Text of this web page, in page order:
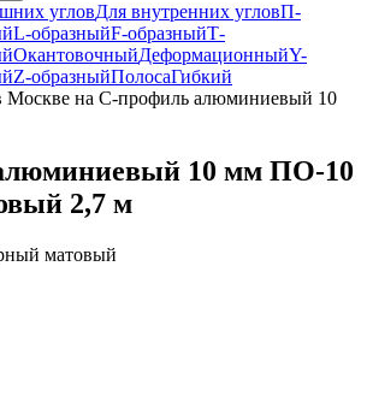
угловДля внутренних угловП-
L-образныйF-образныйТ-
ОкантовочныйДеформационныйY-
Z-образныйПолосаГибкий
Москве на С-профиль алюминиевый 10
10 мм ПО-10
2,7 м
матовый